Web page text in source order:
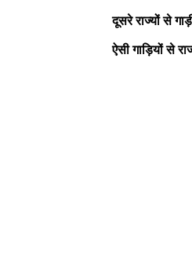
दूसरे राज्यों से
ऐसी गाड़ियों से